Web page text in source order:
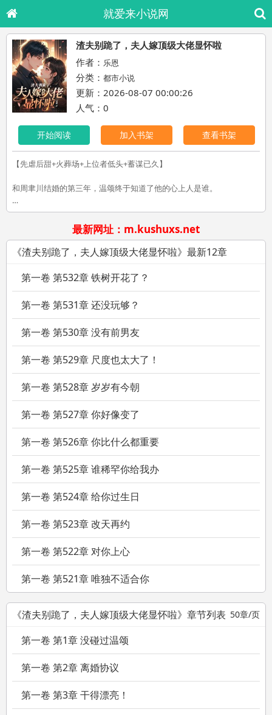
就爱来小说网
渣夫别跪了，夫人嫁顶级大佬显怀啦
作者： 乐恩
分类： 都市小说
更新：2026-08-07 00:00:26
人气：0
开始阅读 加入书架 查看书架
【先虐后甜+火葬场+上位者低头+蓄谋已久】
和周聿川结婚的第三年，温颂终于知道了他的心上人是谁。
——他的大嫂。
他大哥去世的当晚，周聿川丝毫不介意温颂这个妻子就在一旁，替大嫂
结结实实挡了一耳光。
温颂清楚，周聿川娶她不过是因为她够听话够懂事。
而事实证明，她确实很懂事。
懂事到连离婚，都没有惊扰周聿川半分。
周聿川不知道，她已经拿到了离婚证。
周聿川不知道，她快要和别人结婚了。
她成功研发出癌症特效药的那天，全世界替她喝彩。
只有周聿川单膝下跪，双眼猩红地恳求她原谅，“小温颂，我错了，你回
头看看我好不好？”
他是清风霁月的谦谦君子，怎么会错呢。
温颂后退一步，那个传闻中最高不可攀的太子爷伸手揽住她的后腰，强
势宣告主权：“抱歉，她要结婚了，和我结。”
最新网址：m.kushuxs.net
《渣夫别跪了，夫人嫁顶级大佬显怀啦》最新12章
第一卷 第532章 铁树开花了？
第一卷 第531章 还没玩够？
第一卷 第530章 没有前男友
第一卷 第529章 尺度也太大了！
第一卷 第528章 岁岁有今朝
第一卷 第527章 你好像变了
第一卷 第526章 你比什么都重要
第一卷 第525章 谁稀罕你给我办
第一卷 第524章 给你过生日
第一卷 第523章 改天再约
第一卷 第522章 对你上心
第一卷 第521章 唯独不适合你
《渣夫别跪了，夫人嫁顶级大佬显怀啦》章节列表 50章/页
第一卷 第1章 没碰过温颂
第一卷 第2章 离婚协议
第一卷 第3章 干得漂亮！